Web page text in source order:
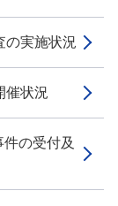
実施状況
催状況
の受付及